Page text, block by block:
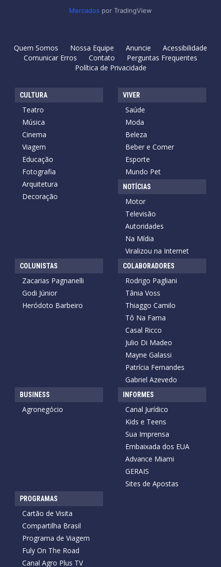
Mercados por TradingView
Quem Somos Nossa Equipe Anuncie
Acessibilidade
Comunicar Erros
Contato
Perguntas Frequentes
Política de Privacidade
CULTURA
Teatro
Música
Cinema
Viagem
Educação
Fotografia
Arquitetura
Decoração
VIVER
Saúde
Moda
Beleza
Beber e Comer
Esporte
Mundo Pet
NOTÍCIAS
Motor
Televisão
Autoridades
Na Mídia
Viralizou na Internet
COLUNISTAS
Zacarias Pagnanelli
Godi Júnior
Heródoto Barbeiro
COLABORADORES
Rodrigo Pagliani
Tânia Voss
Thiaggo Camilo
Tô Na Fama
Casal Ricco
Julio Di Madeo
Mayne Galassi
Patrícia Fernandes
Gabriel Azevedo
BUSINESS
Agronegócio
INFORMES
Canal Jurídico
Kids e Teens
Sua Imprensa
Embaixada dos EUA
Advance Miami
GERAIS
Sites de Apostas
PROGRAMAS
Cartão de Visita
Compartilha Brasil
Programa de Viagem
Fuly On The Road
Canal Agro Plus TV